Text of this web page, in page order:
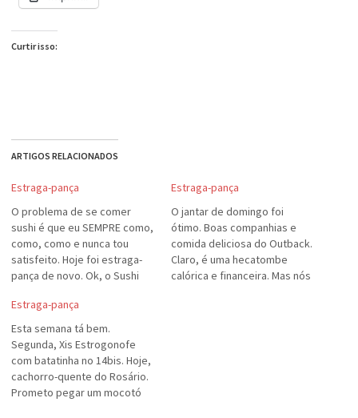
Curtir isso:
ARTIGOS RELACIONADOS
Estraga-pança
O problema de se comer
sushi é que eu SEMPRE como,
como, como e nunca tou
satisfeito. Hoje foi estraga-
pança de novo. Ok, o Sushi
(SIM, É BOM PRACA), mas
também tem seu valor.
Estraga-pança
O jantar de domingo foi
ótimo. Boas companhias e
comida deliciosa do Outback.
Claro, é uma hecatombe
calórica e financeira. Mas nós
Estraga-pança
Esta semana tá bem.
Segunda, Xis Estrogonofe
com batatinha no 14bis. Hoje,
cachorro-quente do Rosário.
Prometo pegar um mocotó